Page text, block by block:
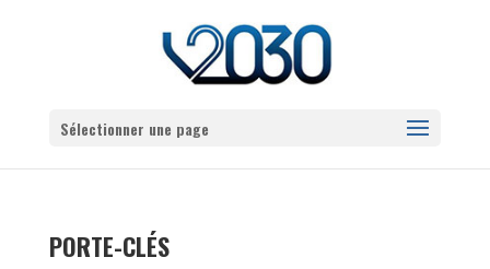
Sélectionner une page
PORTE-CLÉS